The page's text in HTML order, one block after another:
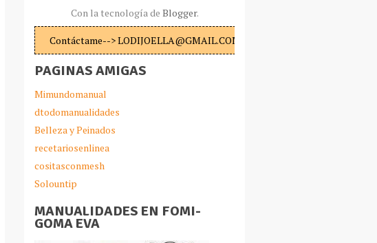
Con la tecnología de Blogger.
Contáctame--> LODIJOELLA@GMAIL.COM
PAGINAS AMIGAS
Mimundomanual
dtodomanualidades
Belleza y Peinados
recetariosenlinea
cositasconmesh
Solountip
MANUALIDADES EN FOMI-
GOMA EVA